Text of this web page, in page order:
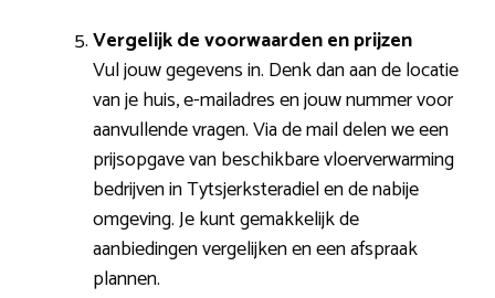
Vergelijk de voorwaarden en prijzen
Vul jouw gegevens in. Denk dan aan de locatie
van je huis, e-mailadres en jouw nummer voor
aanvullende vragen. Via de mail delen we een
prijsopgave van beschikbare vloerverwarming
bedrijven in Tytsjerksteradiel en de nabije
omgeving. Je kunt gemakkelijk de
aanbiedingen vergelijken en een afspraak
plannen.